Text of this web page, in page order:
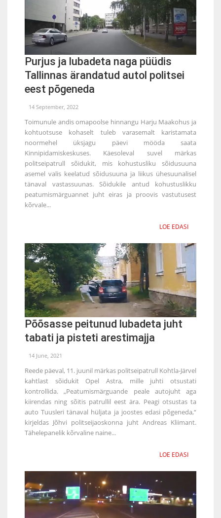
Purjus ja lubadeta naga püüdis
Tallinnas ärandatud autol politsei
eest põgeneda
14 September, 2022
Toimunule andis omapoolse hinnangu Harju Maakohus ja
kohtuotsuse kohaselt tuleb varasemalt karistamata
noormehel üksjagu päevi mööda saata
Kinnipidamiskeskuses. Käesoleval suvel märkas
politseipatrull sõidukit, mis kohustusliku sõidusuuna
asemel valis keelatud sõidusuuna ja liikus ühesuunalisel
tänaval vastassuunas. Sõidukile antud kohustuslikku
peatumismärguannet juht eiras ja proovis vastutusest
kõrvale...
LOE EDASI
Põõsasse peitunud lubadeta juht
tabati ja pisteti arestimajja
14 June, 2021
Reede päeval, 11. juunil märkas politseipatrull Kohtla-Järvel
kahtlast sõidukit Opel Astra, mille juhti otsustati
kontrollida. „Peatumismärguande peale autojuht aga
kiirendas ning sõitis patrullil eest ära. Peagi otsustas ta
auto Tuusleri tänaval hüljata ja joostes edasi põgeneda,“
kirjeldas Jõhvi politseijaoskonna juht Andreas Kliimant.
Tähelepanelik kõrvaline naine...
LOE EDASI